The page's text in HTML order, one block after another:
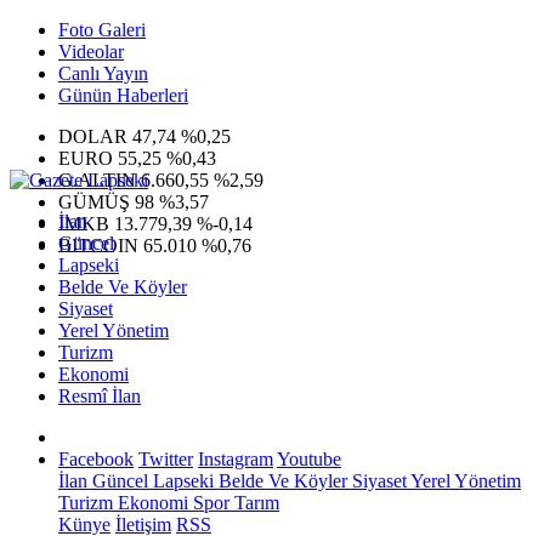
Foto Galeri
Videolar
Canlı Yayın
Günün Haberleri
DOLAR 47,74 %0,25
EURO 55,25 %0,43
G.ALTIN6.660,55 %2,59
GÜMÜŞ 98 %3,57
IMKB 13.779,39 %-0,14
BITCOIN 65.010 %0,76
İlan
Güncel
Lapseki
Belde Ve Köyler
Siyaset
Yerel Yönetim
Turizm
Ekonomi
Resmî İlan
Facebook Twitter InstagramYoutube
İlan Güncel Lapseki Belde Ve KöylerSiyasetYerel Yönetim
Turizm Ekonomi SporTarım
Künye İletişim RSS